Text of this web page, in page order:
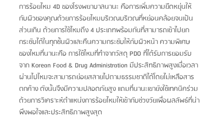
การร้อยไหม 4D ของโรงพยาบาลนานะ คือการเพิ่มความยืดหยุ่นให้
กับผิวของคุณด้วยการร้อยไหมบริเวณบริเวณที่หย่อนคล้อยจนเป้น
ส่วนเกิน ด้วยการใช้ไหมถึง 4 ประเภทพร้อมกันที่สามารถเข้าไปยก
กระชับได้ในทุกชั้นผิวและคืนความกระชับให้กับผิวหน้า ความพิเศษ
ของไหมที่นานะคือ การใช้ไหมที่ทำจากวัสดุ PDO ที่ได้รับการยอมรับ
จาก Korean Food & Drug Administration มีประสิทธิภาพสูงเมื่อเวลา
ผ่านไปไหมจะสามารถย่อยสลายไปตามธรรมชาติได้โดยไม่เหลือสาร
ตกค้าง ดังนั้นจึงมีความปลอดภัยสูง แถมที่นานะเขายังใช้เทคนิคร่วม
ด้วยการวิเคราะห์ตำแหน่งการร้อยไหมให้เข้ากับช่วงวัยเพื่อผลลัพธ์ที่น่า
พึงพอใจและประสิทธิภาพสูงสุด